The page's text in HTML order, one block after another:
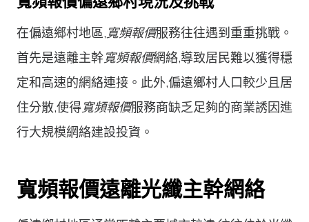
在偏遠鄉村地區, 寬頻報價服務往往遇到重重挑戰。
首先是遠離主幹寬頻報價網絡,導致居民難以獲得穩
定和高速的網絡連接。此外,偏遠鄉村人口較少且居
住分散,使得寬頻報價服務商缺乏足夠的商業誘因進
行大規模網絡建設投資。
寬頻報價遠離光纖主幹網絡